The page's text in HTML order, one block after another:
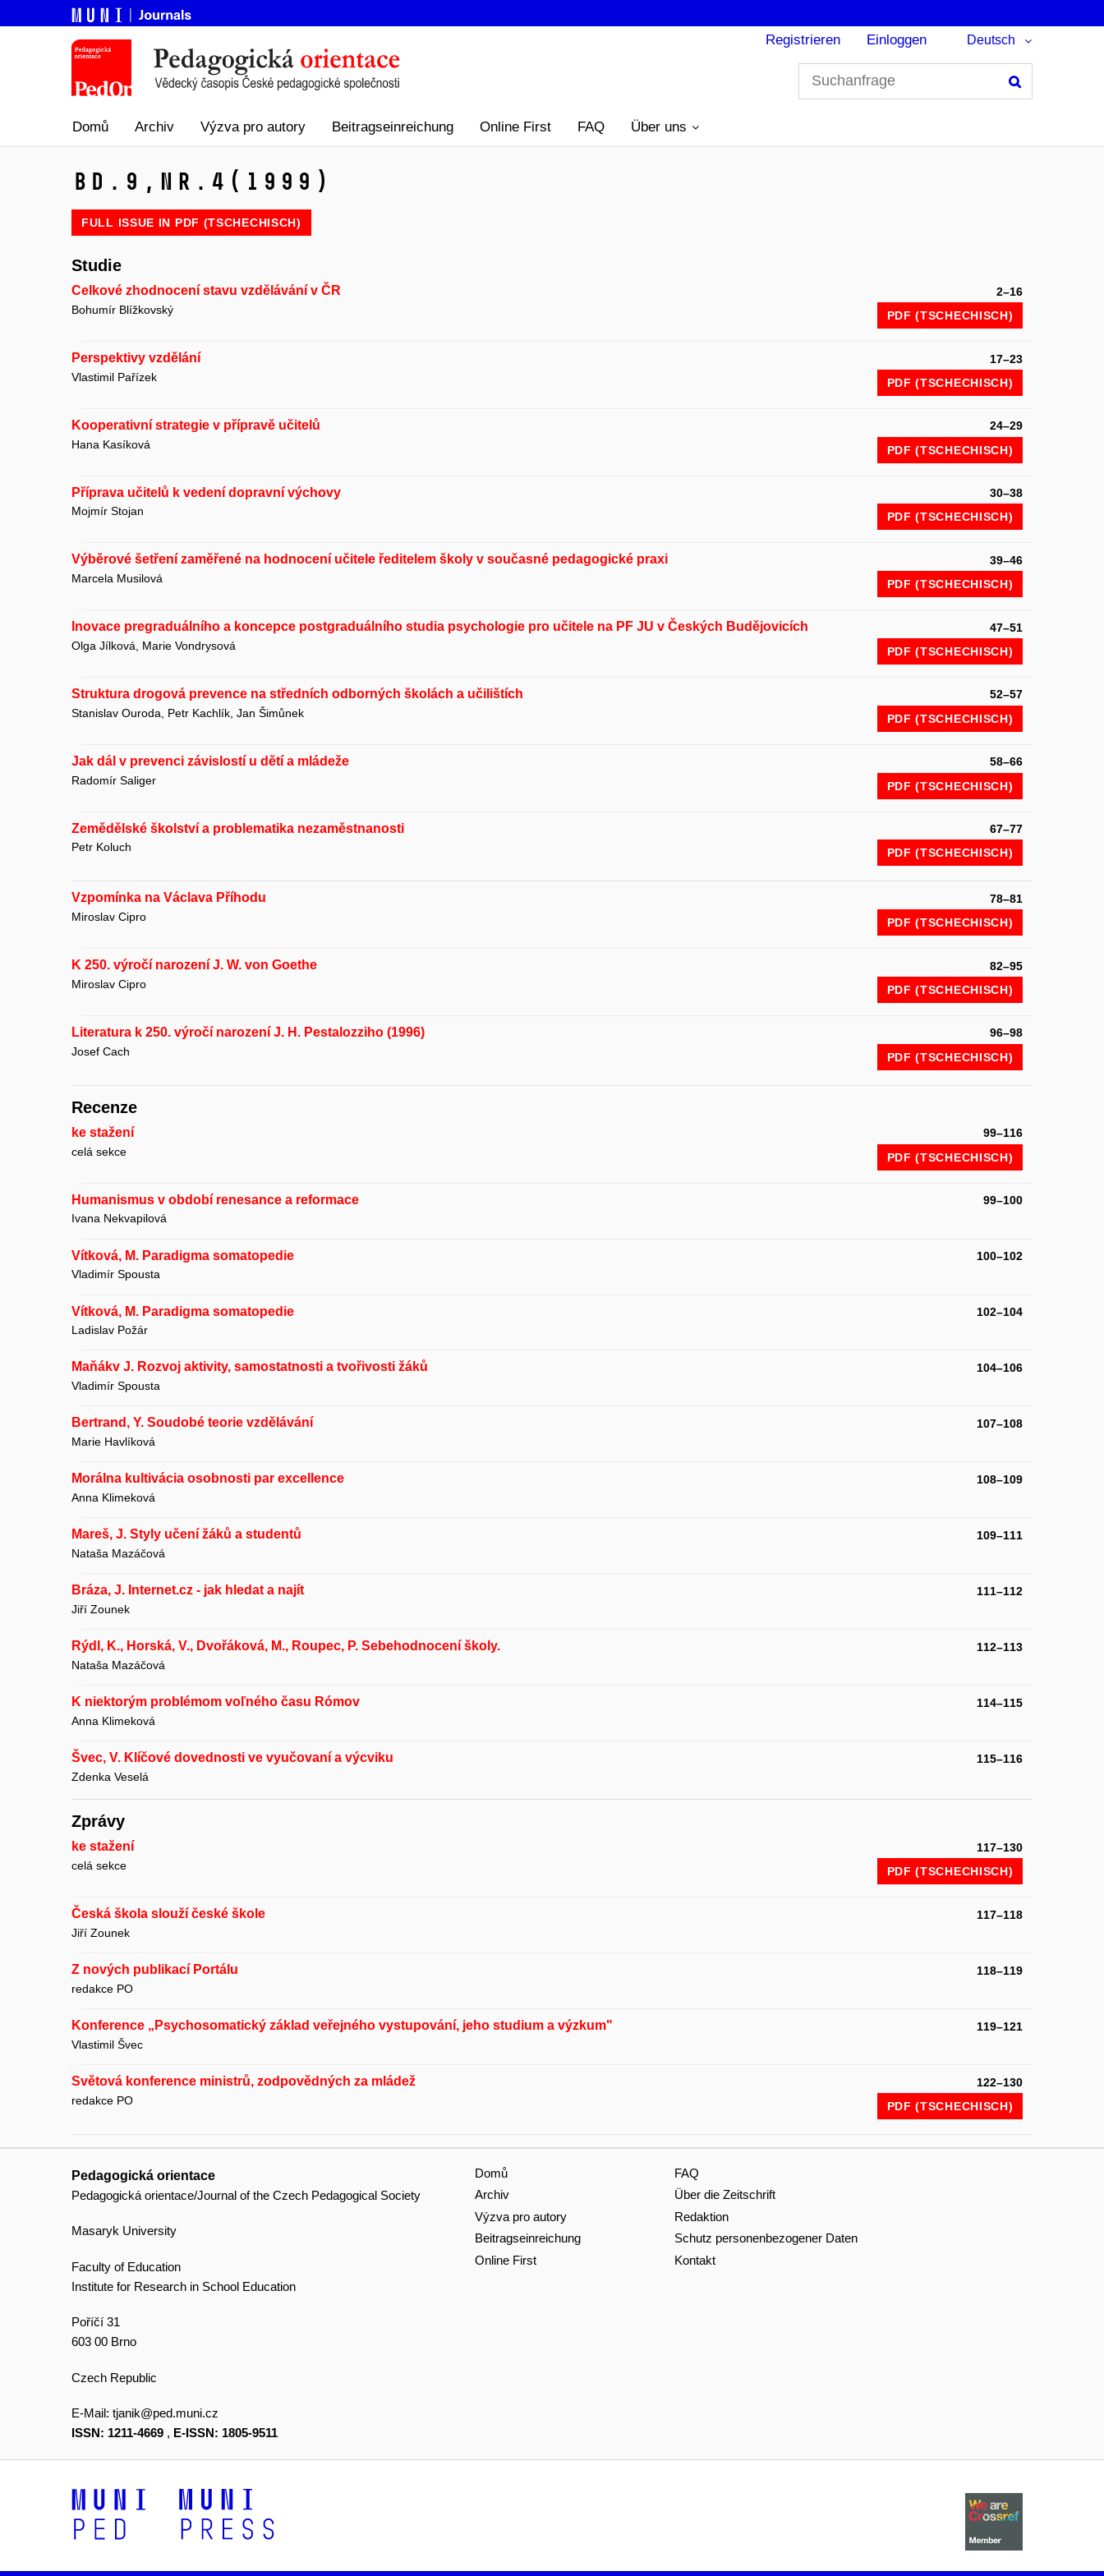
Registrieren Einloggen Deutsch
Domů Archiv Výzva pro autory Beitragseinreichung Online First FAQ Über uns
Bd.9, Nr.4 (1999)
FULL ISSUE IN PDF (TSCHECHISCH)
Studie
Celkové zhodnocení stavu vzdělávání v ČR
2–16
Bohumír Blížkovský
PDF (TSCHECHISCH)
Perspektivy vzdělání
17–23
Vlastimil Pařízek
PDF (TSCHECHISCH)
Kooperativní strategie v přípravě učitelů
24–29
Hana Kasíková
PDF (TSCHECHISCH)
Příprava učitelů k vedení dopravní výchovy
30–38
Mojmír Stojan
PDF (TSCHECHISCH)
Výběrové šetření zaměřené na hodnocení učitele ředitelem školy v současné pedagogické praxi
39–46
Marcela Musilová
PDF (TSCHECHISCH)
Inovace pregraduálního a koncepce postgraduálního studia psychologie pro učitele na PF JU v Českých Budějovicích
47–51
Olga Jílková, Marie Vondrysová
PDF (TSCHECHISCH)
Struktura drogová prevence na středních odborných školách a učilištích
52–57
Stanislav Ouroda, Petr Kachlík, Jan Šimůnek
PDF (TSCHECHISCH)
Jak dál v prevenci závislostí u dětí a mládeže
58–66
Radomír Saliger
PDF (TSCHECHISCH)
Zemědělské školství a problematika nezaměstnanosti
67–77
Petr Koluch
PDF (TSCHECHISCH)
Vzpomínka na Václava Příhodu
78–81
Miroslav Cipro
PDF (TSCHECHISCH)
K 250. výročí narození J. W. von Goethe
82–95
Miroslav Cipro
PDF (TSCHECHISCH)
Literatura k 250. výročí narození J. H. Pestalozziho (1996)
96–98
Josef Cach
PDF (TSCHECHISCH)
Recenze
ke stažení
99–116
celá sekce
PDF (TSCHECHISCH)
Humanismus v období renesance a reformace
99–100
Ivana Nekvapilová
Vítková, M. Paradigma somatopedie
100–102
Vladimír Spousta
Vítková, M. Paradigma somatopedie
102–104
Ladislav Požár
Maňákv J. Rozvoj aktivity, samostatnosti a tvořivosti žáků
104–106
Vladimír Spousta
Bertrand, Y. Soudobé teorie vzdělávání
107–108
Marie Havlíková
Morálna kultivácia osobnosti par excellence
108–109
Anna Klimeková
Mareš, J. Styly učení žáků a studentů
109–111
Nataša Mazáčová
Bráza, J. Internet.cz - jak hledat a najít
111–112
Jiří Zounek
Rýdl, K., Horská, V., Dvořáková, M., Roupec, P. Sebehodnocení školy.
112–113
Nataša Mazáčová
K niektorým problémom voľného času Rómov
114–115
Anna Klimeková
Švec, V. Klíčové dovednosti ve vyučovaní a výcviku
115–116
Zdenka Veselá
Zprávy
ke stažení
117–130
celá sekce
PDF (TSCHECHISCH)
Česká škola slouží české škole
117–118
Jiří Zounek
Z nových publikací Portálu
118–119
redakce PO
Konference „Psychosomatický základ veřejného vystupování, jeho studium a výzkum"
119–121
Vlastimil Švec
Světová konference ministrů, zodpovědných za mládež
122–130
redakce PO
PDF (TSCHECHISCH)
Pedagogická orientace
Pedagogická orientace/Journal of the Czech Pedagogical Society
Masaryk University
Faculty of Education
Institute for Research in School Education
Poříčí 31
603 00 Brno
Czech Republic
E-Mail: tjanik@ped.muni.cz
ISSN: 1211-4669 , E-ISSN: 1805-9511
Domů
Archiv
Výzva pro autory
Beitragseinreichung
Online First
FAQ
Über die Zeitschrift
Redaktion
Schutz personenbezogener Daten
Kontakt